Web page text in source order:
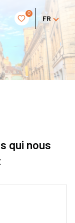
0
FR
qui nous